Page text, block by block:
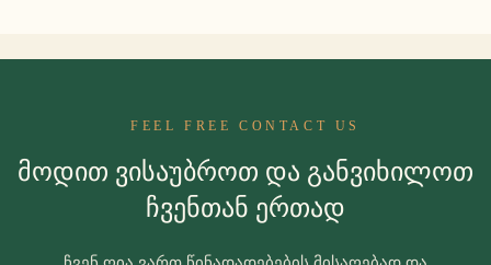
FEEL FREE CONTACT US
Მოდით Ვისაუბროთ Და Განვიხილოთ
Ჩვენთან Ერთად